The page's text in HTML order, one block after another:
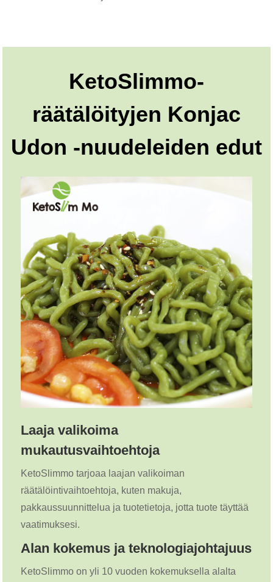
KetoSlimmo-
räätälöityjen Konjac
Udon -nuudeleiden edut
Laaja valikoima
mukautusvaihtoehtoja
KetoSlimmo tarjoaa laajan valikoiman
räätälöintivaihtoehtoja, kuten makuja,
pakkaussuunnittelua ja tuotetietoja, jotta tuote täyttää
vaatimuksesi.
Alan kokemus ja teknologiajohtajuus
KetoSlimmo on yli 10 vuoden kokemuksella alalta